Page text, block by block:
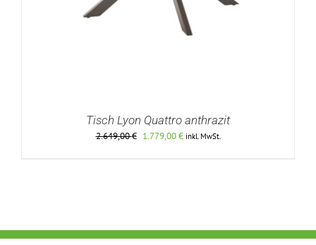
Tisch Lyon Quattro anthrazit
2.649,00€ Ursprünglicher
1.779,00€Aktueller
inkl. MwSt.